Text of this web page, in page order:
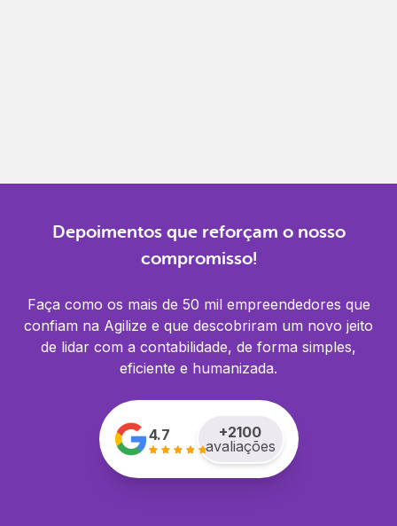
Depoimentos que reforçam o nosso
compromisso!
Faça como os mais de 50 mil empreendedores que
confiam na Agilize e que descobriram um novo jeito
de lidar com a contabilidade, de forma simples,
eficiente e humanizada.
4.7 +2100
avaliações